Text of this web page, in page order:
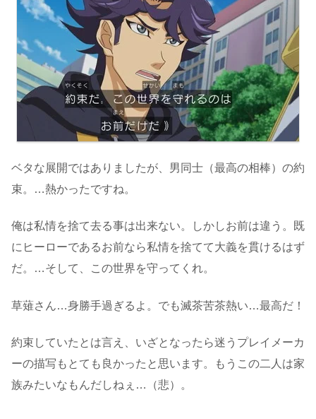
ベタな展開ではありましたが、男同士（最高の相棒）の約
束。…熱かったですね。
俺は私情を捨て去る事は出来ない。しかしお前は違う。既
にヒーローであるお前なら私情を捨てて大義を貫けるはず
だ。…そして、この世界を守ってくれ。
草薙さん…身勝手過ぎるよ。でも滅茶苦茶熱い…最高だ！
約束していたとは言え、いざとなったら迷うプレイメーカ
ーの描写もとても良かったと思います。もうこの二人は家
族みたいなもんだしねぇ…（悲）。